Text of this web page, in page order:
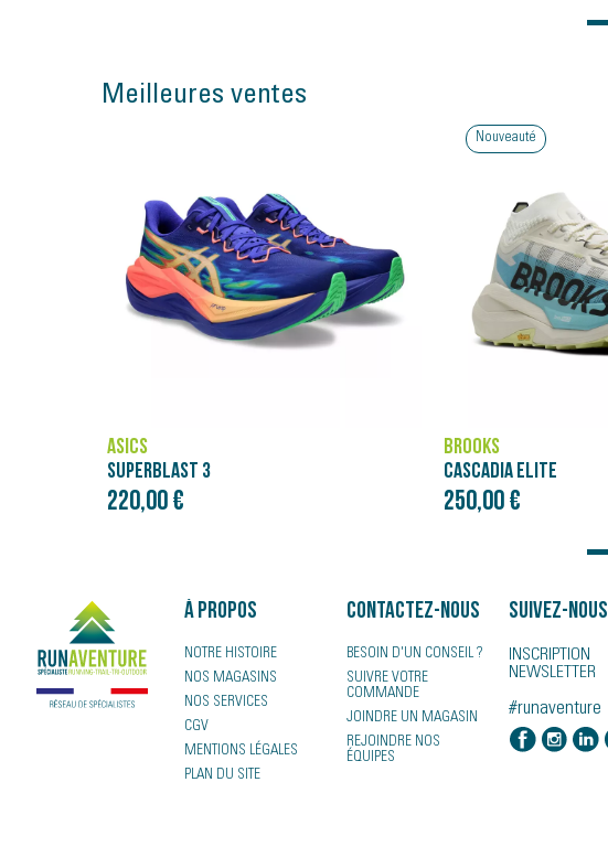
Meilleures ventes
ASICS
SUPERBLAST 3
220,00 €
Nouveauté
BROOKS
CASCADIA ELITE
250,00 €
À propos
NOTRE HISTOIRE
NOS MAGASINS
NOS SERVICES
CGV
MENTIONS LÉGALES
PLAN DU SITE
Contactez-nous
BESOIN D'UN CONSEIL ?
SUIVRE VOTRE
COMMANDE
JOINDRE UN MAGASIN
REJOINDRE NOS
ÉQUIPES
Suivez-nous
INSCRIPTION
NEWSLETTER
#runaventure